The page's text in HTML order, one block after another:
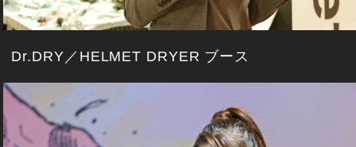
Dr.DRY／HELMET DRYER ブース